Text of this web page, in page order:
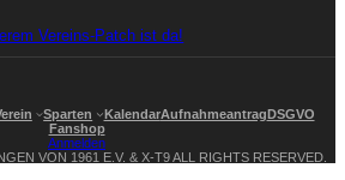
Vereins-Patch ist da!
Sparten KalendarAufnahmeantragDSGVO
Fanshop
Anmelden
VON 1961 E.V. & X-T9 ALL RIGHTS RESERVED.